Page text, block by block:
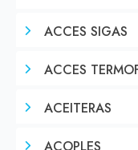
ACCES SIGAS
ACCES
ACEITERAS